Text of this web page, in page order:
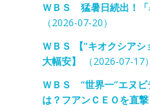
ＷＢＳ 猛暑日続出！「
（2026-07-20）
ＷＢＳ 【“キオクシア
大幅安】
（2026-07-17）
ＷＢＳ “世界一”エヌ
は？フアンＣＥＯを直撃